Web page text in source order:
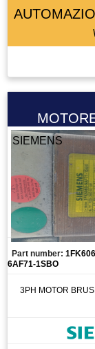
CHIUSURA
CHIUSURA
CIABATTA DI
CIRCUITO
CONDENSATORE
CONNETTORE
CONO
CONTATTO
CONTATTO
CONTATTORE
SIEMENS
Part number:
6AF71-1SBO
3PH MOTOR